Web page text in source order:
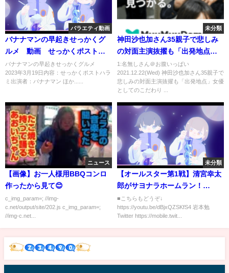
バラエティ動画
バナナマンの早起きせっかくグ
ルメ 動画 せっかくポストハ
ラミ 3月19日
バナナマンの早起きせっかくグルメ
2023年3月19日内容：せっかくポストハラ
ミ出演者：バナナマン ほか......
未分類
神田沙也加さん35親子で悲しみ
の対面主演抜擢も「出発地点」
女優としてのこだわり 【バイキ
ングMORE 2021年12月21日】
NEW
1:名無しさん＠お腹いっぱい
2021.12.22(Wed) 神田沙也加さん35親子で
悲しみの対面主演抜擢も「出発地点」女優
としてのこだわり ...
ニュース
【画像】お一人様用BBQコンロ
作ったから見て😊
c_img_param=; //img-
c.net/output/site/202.js c_img_param=;
//img-c.net...
未分類
【オールスター第1戦】清宮幸太
郎がサヨナラホームラン！
BIGBOSSに捧げる「大活躍」西
武山川はさすがです…！【プロ
野球ニュース】
■こちらもどうぞ↓
https://youtu.be/dBjxQZSKfS4 岩本勉
Twitter https://mobile.twit...